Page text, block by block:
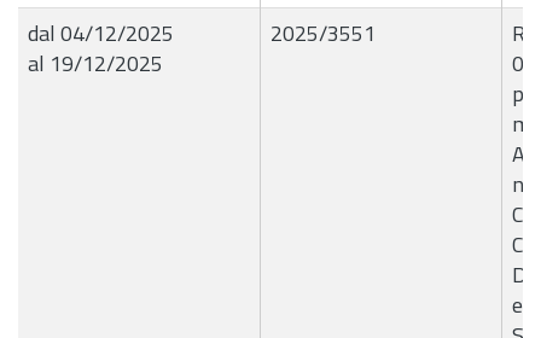
dal 04/12/2025
al 19/12/2025
2025/3551
ed